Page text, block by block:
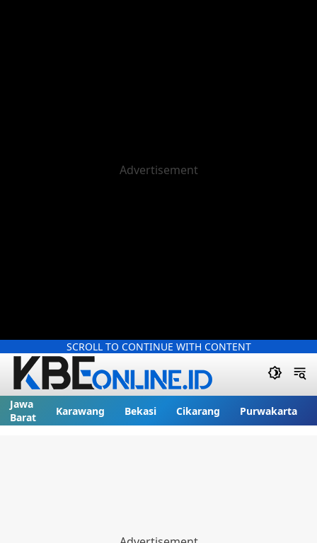
SCROLL TO CONTINUE WITH CONTENT
Jawa
Barat
Karawang Bekasi Cikarang Purwakarta